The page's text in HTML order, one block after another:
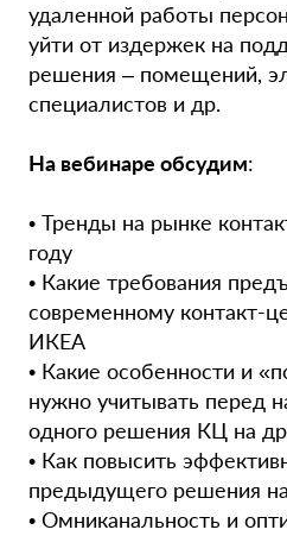
удаленной работы
уйти от издержек на
решения – помещений,
специалистов и др.
На вебинаре обсудим:
• Тренды на рынке
году
• Какие требования
современному контакт-
ИКЕА
• Какие особенности и
нужно учитывать перед
одного решения КЦ на
• Как повысить
предыдущего решения
• Омниканальность и